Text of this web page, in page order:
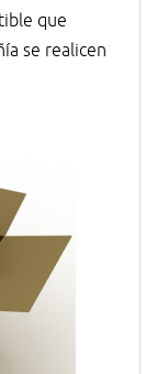
que
se realicen